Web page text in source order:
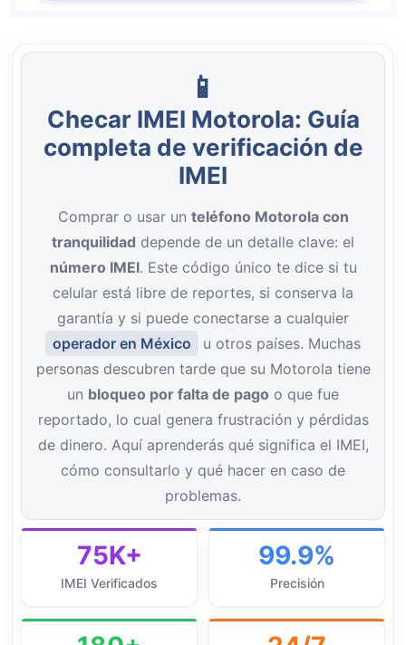
Checar IMEI Motorola: Guía
completa de verificación de
IMEI
Comprar o usar un teléfono Motorola con
tranquilidad depende de un detalle clave: el
número IMEI. Este código único te dice si tu
celular está libre de reportes, si conserva la
garantía y si puede conectarse a cualquier
operador en México
u otros países. Muchas
personas descubren tarde que su Motorola tiene
un bloqueo por falta de pago o que fue
reportado, lo cual genera frustración y pérdidas
de dinero. Aquí aprenderás qué significa el IMEI,
cómo consultarlo y qué hacer en caso de
problemas.
75K+
IMEI Verificados
99.9%
Precisión